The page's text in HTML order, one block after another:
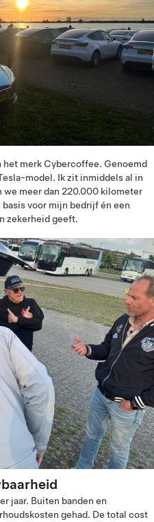
het merk Cybercoffee. Genoemd
model. Ik zit inmiddels al in
we meer dan 220.000 kilometer
voor mijn bedrijf én een
zekerheid geeft.
jaar. Buiten banden en
gehad. De total cost